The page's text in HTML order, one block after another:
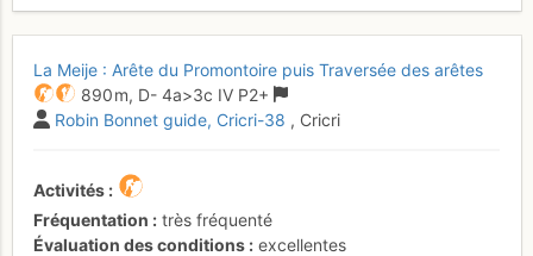
La Meije : Arête du Promontoire puis Traversée des arêtes
890 m, D- 4a>3c IV P2+
Robin Bonnet guide Cricri-38 , Cricri
Activités
Fréquentation
très fréquenté
Évaluation des conditions
excellentes